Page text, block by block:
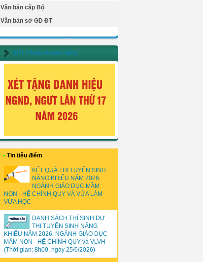
Văn bản cấp Bộ
Văn bản sở GD ĐT
XÉT TẶNG DANH HIỆU
• Tin tiêu điểm
KẾT QUẢ THI TUYỂN SINH
NĂNG KHIẾU NĂM 2026,
NGÀNH GIÁO DỤC MẦM
NON - HỆ CHÍNH QUY VÀ VỪA LÀM
VỪA HỌC
DANH SÁCH THÍ SINH DỰ
THI TUYỂN SINH NĂNG
KHIẾU NĂM 2026, NGÀNH GIÁO DỤC
MẦM NON - HỆ CHÍNH QUY và VLVH
(Thời gian: 8h00, ngày 25/6/2026)